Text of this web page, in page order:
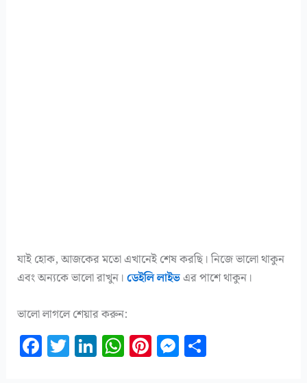
যাই হোক, আজকের মতো এখানেই শেষ করছি। নিজে ভালো থাকুন
এবং অন্যকে ভালো রাখুন।ডেইলি লাইভএর পাশে থাকুন।
ভালো লাগলে শেয়ার করুন:
F
a
T
w
Li
n
W
h
Pi
n
M
es